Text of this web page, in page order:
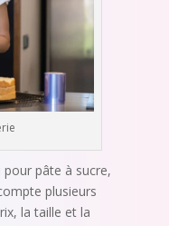
pâte à sucre,
plusieurs
la taille et la